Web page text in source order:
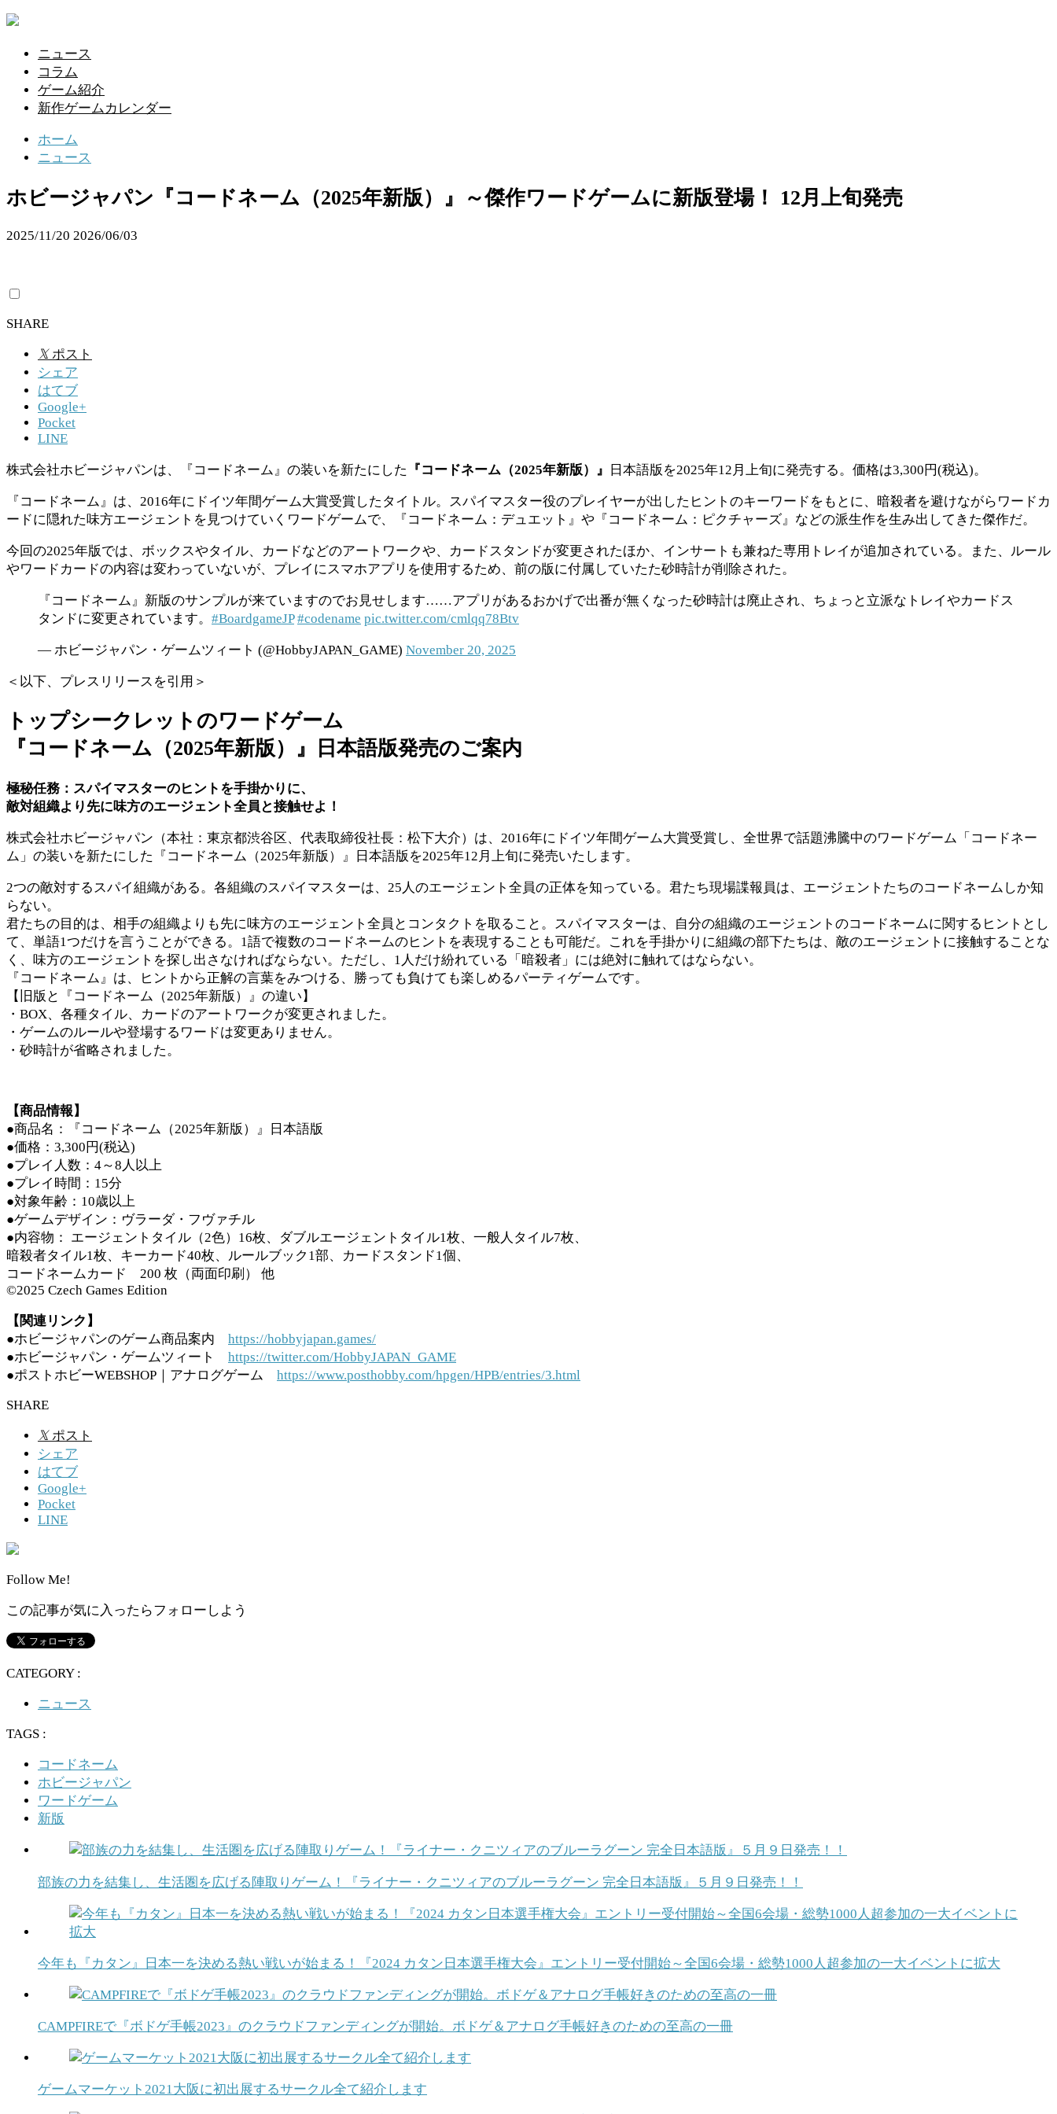
ニュース
コラム
ゲーム紹介
新作ゲームカレンダー
ホーム
ニュース
ホビージャパン『コードネーム（2025年新版）』～傑作ワードゲームに新版登場！ 12月上旬発売
2025/11/20 2026/06/03
SHARE
𝕏 ポスト
シェア
はてブ
Google+
Pocket
LINE
株式会社ホビージャパンは、『コードネーム』の装いを新たにした 『コードネーム（2025年新版）』 日本語版を2025年12月上旬に発売する。価格は3,300円(税込)。
『コードネーム』は、2016年にドイツ年間ゲーム大賞受賞したタイトル。スパイマスター役のプレイヤーが出したヒントのキーワードをもとに、暗殺者を避けながらワードカ
ードに隠れた味方エージェントを見つけていくワードゲームで、『コードネーム：デュエット』や『コードネーム：ピクチャーズ』などの派生作を生み出してきた傑作だ。
今回の2025年版では、ボックスやタイル、カードなどのアートワークや、カードスタンドが変更されたほか、インサートも兼ねた専用トレイが追加されている。また、ルール
やワードカードの内容は変わっていないが、プレイにスマホアプリを使用するため、前の版に付属していたた砂時計が削除された。
『コードネーム』新版のサンプルが来ていますのでお見せします……アプリがあるおかげで出番が無くなった砂時計は廃止され、ちょっと立派なトレイやカードス
タンドに変更されています。 #BoardgameJP #codename pic.twitter.com/cmlqq78Btv
— ホビージャパン・ゲームツィート (@HobbyJAPAN_GAME) November 20, 2025
＜以下、プレスリリースを引用＞
トップシークレットのワードゲーム
『コードネーム（2025年新版）』日本語版発売のご案内
極秘任務：スパイマスターのヒントを手掛かりに、
敵対組織より先に味方のエージェント全員と接触せよ！
株式会社ホビージャパン（本社：東京都渋谷区、代表取締役社長：松下大介）は、2016年にドイツ年間ゲーム大賞受賞し、全世界で話題沸騰中のワードゲーム「コードネー
ム」の装いを新たにした『コードネーム（2025年新版）』日本語版を2025年12月上旬に発売いたします。
2つの敵対するスパイ組織がある。各組織のスパイマスターは、25人のエージェント全員の正体を知っている。君たち現場諜報員は、エージェントたちのコードネームしか知
らない。
君たちの目的は、相手の組織よりも先に味方のエージェント全員とコンタクトを取ること。スパイマスターは、自分の組織のエージェントのコードネームに関するヒントとし
て、単語1つだけを言うことができる。1語で複数のコードネームのヒントを表現することも可能だ。これを手掛かりに組織の部下たちは、敵のエージェントに接触することな
く、味方のエージェントを探し出さなければならない。ただし、1人だけ紛れている「暗殺者」には絶対に触れてはならない。
『コードネーム』は、ヒントから正解の言葉をみつける、勝っても負けても楽しめるパーティゲームです。
【旧版と『コードネーム（2025年新版）』の違い】
・BOX、各種タイル、カードのアートワークが変更されました。
・ゲームのルールや登場するワードは変更ありません。
・砂時計が省略されました。
【商品情報】
●商品名：『コードネーム（2025年新版）』日本語版
●価格：3,300円(税込)
●プレイ人数：4～8人以上
●プレイ時間：15分
●対象年齢：10歳以上
●ゲームデザイン：ヴラーダ・フヴァチル
●内容物： エージェントタイル（2色）16枚、ダブルエージェントタイル1枚、一般人タイル7枚、
暗殺者タイル1枚、キーカード40枚、ルールブック1部、カードスタンド1個、
コードネームカード 200 枚（両面印刷） 他
©2025 Czech Games Edition
【関連リンク】
●ホビージャパンのゲーム商品案内 https://hobbyjapan.games/
●ホビージャパン・ゲームツィート https://twitter.com/HobbyJAPAN_GAME
●ポストホビーWEBSHOP｜アナログゲーム https://www.posthobby.com/hpgen/HPB/entries/3.html
SHARE
𝕏 ポスト
シェア
はてブ
Google+
Pocket
LINE
Follow Me!
この記事が気に入ったらフォローしよう
CATEGORY :
ニュース
TAGS :
コードネーム
ホビージャパン
ワードゲーム
新版
部族の力を結集し、生活圏を広げる陣取りゲーム！『ライナー・クニツィアのブルーラグーン 完全日本語版』５月９日発売！！
今年も『カタン』日本一を決める熱い戦いが始まる！『2024 カタン日本選手権大会』エントリー受付開始～全国6会場・総勢1000人超参加の一大イベントに拡大
CAMPFIREで『ボドゲ手帳2023』のクラウドファンディングが開始。ボドゲ＆アナログ手帳好きのための至高の一冊
ゲームマーケット2021大阪に初出展するサークル全て紹介します